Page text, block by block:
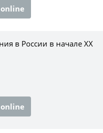
в России в начале XX